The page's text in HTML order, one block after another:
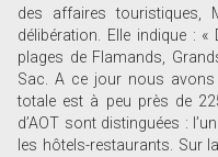
des affaires touristiques,
délibération. Elle indique :
plages de Flamands,
Sac. A ce jour nous avons
totale est à peu près de
d’AOT sont distinguées :
les hôtels-restaurants. Sur